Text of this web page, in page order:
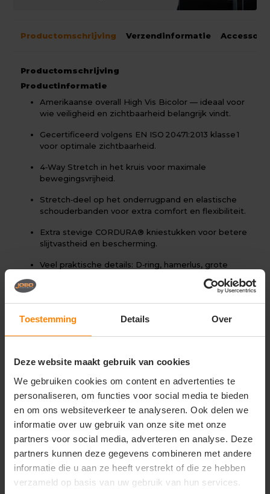
Toestemming Details Over
Deze website maakt gebruik van cookies
We gebruiken cookies om content en advertenties te
personaliseren, om functies voor social media te bieden
en om ons websiteverkeer te analyseren. Ook delen we
informatie over uw gebruik van onze site met onze
partners voor social media, adverteren en analyse. Deze
partners kunnen deze gegevens combineren met andere
informatie die u aan ze heeft verstrekt of die ze hebben
verzameld op basis van uw gebruik van hun services.
Productomschrijving Verzendinformatie
Productomschrijving
Productinformatie
Amerikaanse overall High Vis Bicolor — ideaal voor
wie veiligheid en zichtbaarheid belangrijk vindt.
Gecertificeerd volgens EN ISO 20471:2013 klasse 1
voor optimale zichtbaarheid.
4‑Way Stretch in het kruis voor maximale
bewegingsvrijheid.
Stretch‑deel op het onderrugpand en elastische
schouderbanden voor extra comfort en flexibiliteit.
Extra stevige CORDURA® kniestukken voor betere
slijtvastheid en bescherming.
Veel praktische details: D‑ring, hamerlus, grote
lengte.
80% polyester / 20% katoen (Twill), met
nodig.
Doekgewicht: 280 g/m².
Overige informatie
Unisex, geschikt voor zowel mannen als vrouwen.
Maattabel loopt van maat 42 t/m 66.
Verkrijgbaar in verschillende opvallende